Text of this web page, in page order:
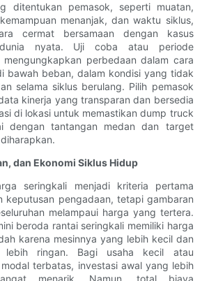
ditentukan pemasok, seperti muatan,
menanjak, dan waktu siklus,
cermat bersamaan dengan kasus
nyata. Uji coba atau periode
perbedaan dalam cara
bawah beban, dalam kondisi yang tidak
selama siklus berulang. Pilih pemasok
kinerja yang transparan dan bersedia
di lokasi untuk memastikan dump truck
dengan tantangan medan dan target
dan Ekonomi Siklus Hidup
seringkali menjadi kriteria pertama
keputusan pengadaan, tetapi gambaran
melampaui harga yang tertera.
beroda rantai seringkali memiliki harga
karena mesinnya yang lebih kecil dan
lebih ringan. Bagi usaha kecil atau
terbatas, investasi awal yang lebih